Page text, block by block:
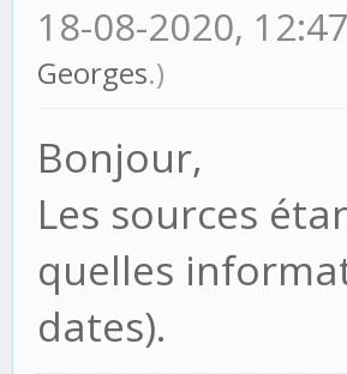
18-08-2020, 12:47
Georges.)
Bonjour,
Les sources
quelles
dates).